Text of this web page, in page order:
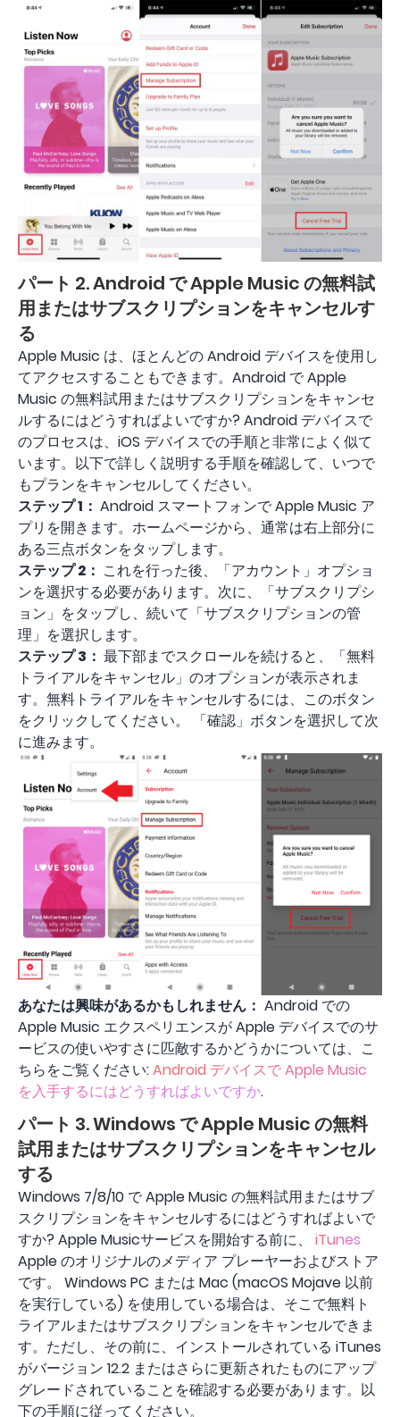
パート 2. Android で Apple Music の無料試
用またはサブスクリプションをキャンセルす
る
Apple Music は、ほとんどの Android デバイスを使用し
てアクセスすることもできます。Android で Apple
Music の無料試用またはサブスクリプションをキャンセ
ルするにはどうすればよいですか? Android デバイスで
のプロセスは、iOS デバイスでの手順と非常によく似て
います。以下で詳しく説明する手順を確認して、いつで
もプランをキャンセルしてください。
ステップ 1： Android スマートフォンで Apple Music ア
プリを開きます。ホームページから、通常は右上部分に
ある三点ボタンをタップします。
ステップ 2： これを行った後、「アカウント」オプショ
ンを選択する必要があります。次に、「サブスクリプシ
ョン」をタップし、続いて「サブスクリプションの管
理」を選択します。
ステップ 3： 最下部までスクロールを続けると、「無料
トライアルをキャンセル」のオプションが表示されま
す。無料トライアルをキャンセルするには、このボタン
をクリックしてください。 「確認」ボタンを選択して次
に進みます。
あなたは興味があるかもしれません： Android での
Apple Music エクスペリエンスが Apple デバイスでのサ
ービスの使いやすさに匹敵するかどうかについては、こ
ちらをご覧ください:Android デバイスで Apple Music
を入手するにはどうすればよいですか.
パート 3. Windows で Apple Music の無料
試用またはサブスクリプションをキャンセル
する
Windows 7/8/10 で Apple Music の無料試用またはサブ
スクリプションをキャンセルするにはどうすればよいで
すか? Apple Musicサービスを開始する前に、 iTunes
Apple のオリジナルのメディア プレーヤーおよびストア
です。 Windows PC または Mac (macOS Mojave 以前
を実行している) を使用している場合は、そこで無料ト
ライアルまたはサブスクリプションをキャンセルできま
す。ただし、その前に、インストールされている iTunes
がバージョン 12.2 またはさらに更新されたものにアップ
グレードされていることを確認する必要があります。以
下の手順に従ってください。